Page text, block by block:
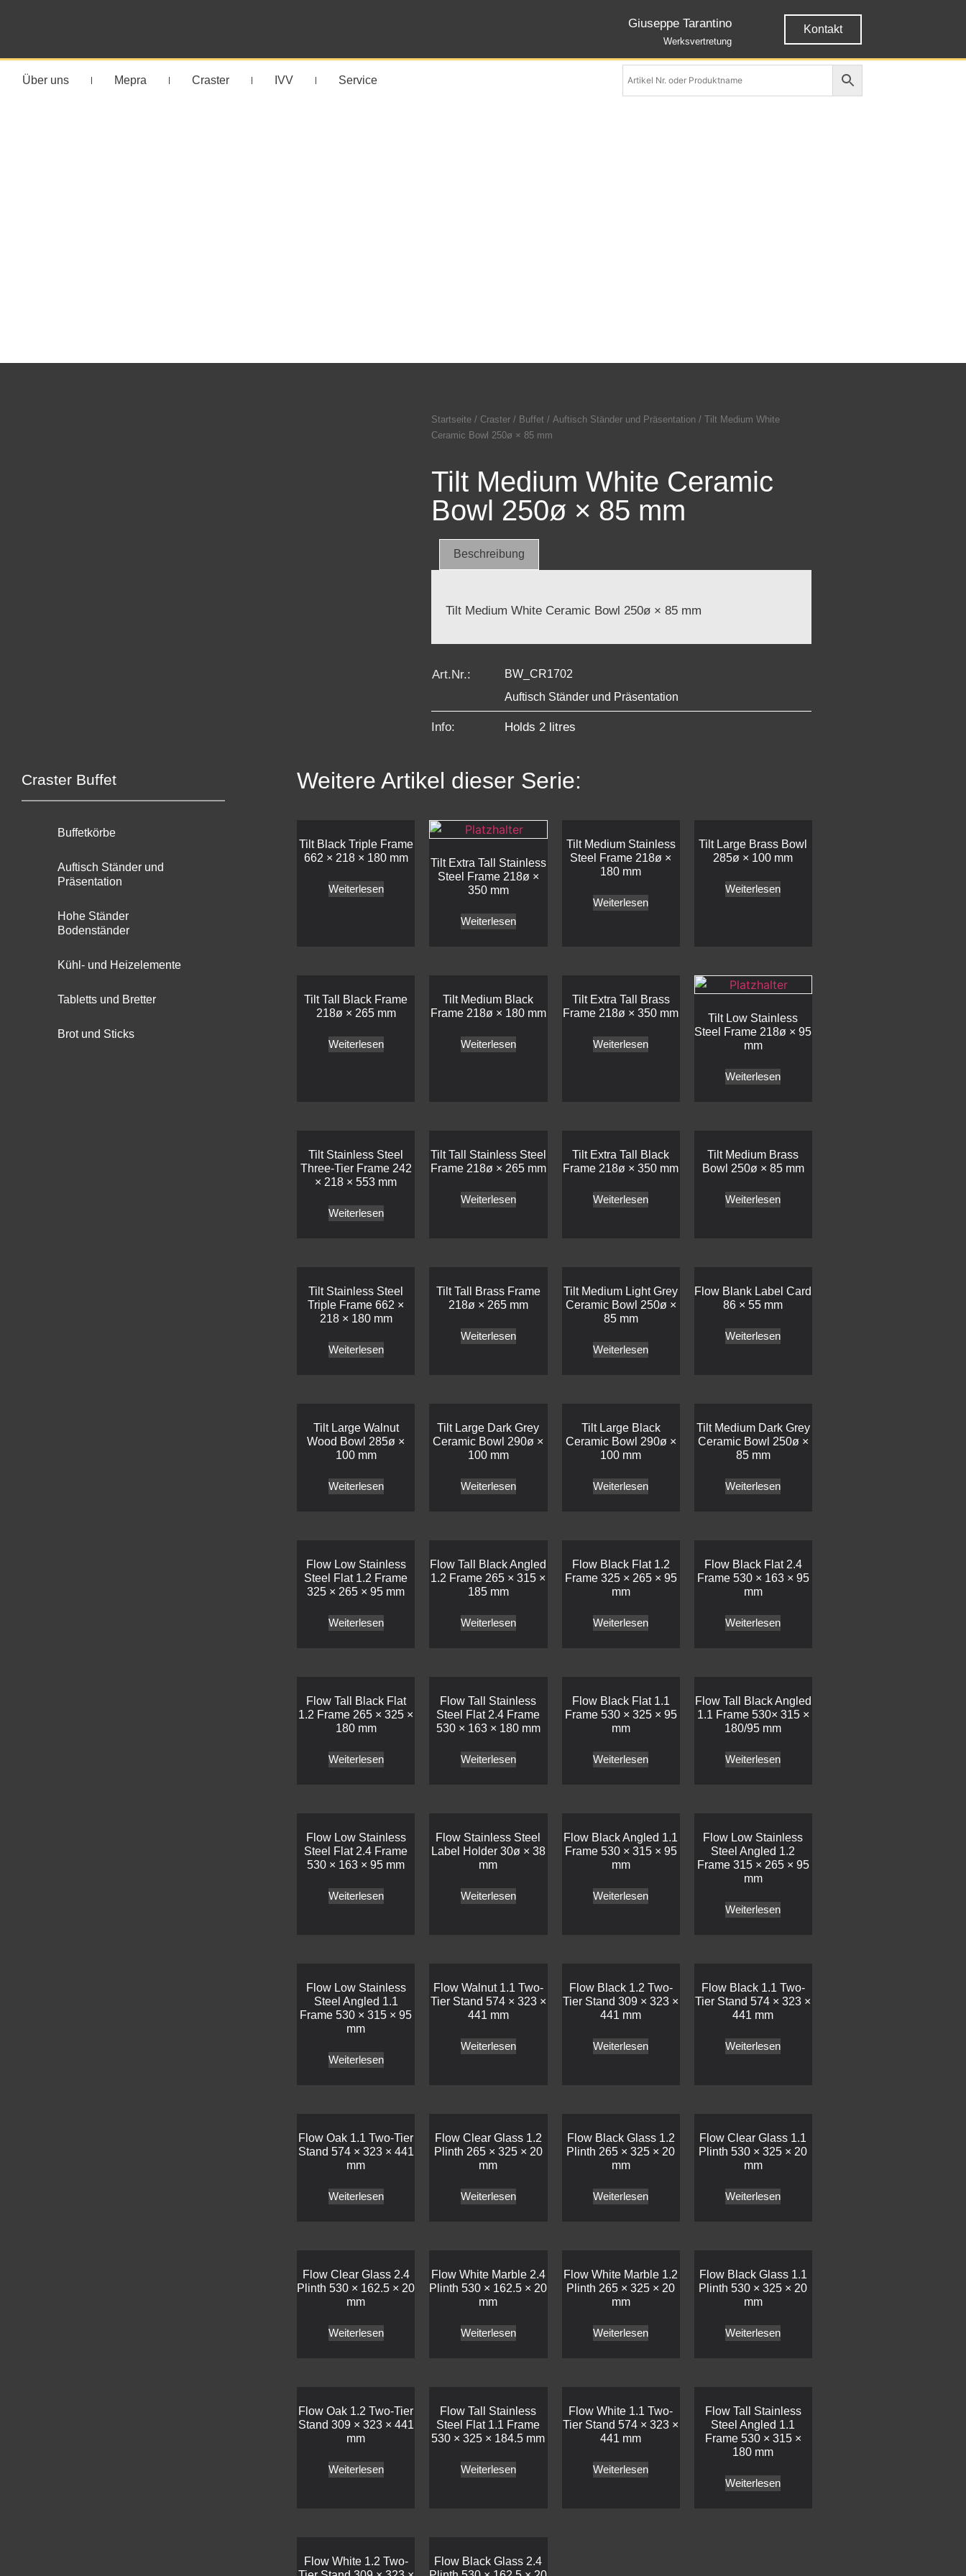
Giuseppe Tarantino
Werksvertretung
Kontakt
Über uns Mepra Craster IVV Service
Startseite / Craster / Buffet / Auftisch Ständer und Präsentation / Tilt Medium White
Ceramic Bowl 250ø × 85 mm
Tilt Medium White Ceramic
Bowl 250ø × 85 mm
Beschreibung
Tilt Medium White Ceramic Bowl 250ø × 85 mm
Art.Nr.:
BW_CR1702
Auftisch Ständer und Präsentation
Info: Holds 2 litres
Craster Buffet
Buffetkörbe
Auftisch Ständer und
Präsentation
Hohe Ständer
Bodenständer
Kühl- und Heizelemente
Tabletts und Bretter
Brot und Sticks
Weitere Artikel dieser Serie:
Tilt Black Triple Frame
662 × 218 × 180 mm
Weiterlesen
Tilt Extra Tall Stainless
Steel Frame 218ø ×
350 mm
Weiterlesen
Tilt Medium Stainless
Steel Frame 218ø ×
180 mm
Weiterlesen
Tilt Large Brass Bowl
285ø × 100 mm
Weiterlesen
Tilt Tall Black Frame
218ø × 265 mm
Weiterlesen
Tilt Medium Black
Frame 218ø × 180 mm
Weiterlesen
Tilt Extra Tall Brass
Frame 218ø × 350 mm
Weiterlesen
Tilt Low Stainless
Steel Frame 218ø × 95
mm
Weiterlesen
Tilt Stainless Steel
Three-Tier Frame 242
× 218 × 553 mm
Weiterlesen
Tilt Tall Stainless Steel
Frame 218ø × 265 mm
Weiterlesen
Tilt Extra Tall Black
Frame 218ø × 350 mm
Weiterlesen
Tilt Medium Brass
Bowl 250ø × 85 mm
Weiterlesen
Tilt Stainless Steel
Triple Frame 662 ×
218 × 180 mm
Weiterlesen
Tilt Tall Brass Frame
218ø × 265 mm
Weiterlesen
Tilt Medium Light Grey
Ceramic Bowl 250ø ×
85 mm
Weiterlesen
Flow Blank Label Card
86 × 55 mm
Weiterlesen
Tilt Large Walnut
Wood Bowl 285ø ×
100 mm
Weiterlesen
Tilt Large Dark Grey
Ceramic Bowl 290ø ×
100 mm
Weiterlesen
Tilt Large Black
Ceramic Bowl 290ø ×
100 mm
Weiterlesen
Tilt Medium Dark Grey
Ceramic Bowl 250ø ×
85 mm
Weiterlesen
Flow Low Stainless
Steel Flat 1.2 Frame
325 × 265 × 95 mm
Weiterlesen
Flow Tall Black Angled
1.2 Frame 265 × 315 ×
185 mm
Weiterlesen
Flow Black Flat 1.2
Frame 325 × 265 × 95
mm
Weiterlesen
Flow Black Flat 2.4
Frame 530 × 163 × 95
mm
Weiterlesen
Flow Tall Black Flat
1.2 Frame 265 × 325 ×
180 mm
Weiterlesen
Flow Tall Stainless
Steel Flat 2.4 Frame
530 × 163 × 180 mm
Weiterlesen
Flow Black Flat 1.1
Frame 530 × 325 × 95
mm
Weiterlesen
Flow Tall Black Angled
1.1 Frame 530× 315 ×
180/95 mm
Weiterlesen
Flow Low Stainless
Steel Flat 2.4 Frame
530 × 163 × 95 mm
Weiterlesen
Flow Stainless Steel
Label Holder 30ø × 38
mm
Weiterlesen
Flow Black Angled 1.1
Frame 530 × 315 × 95
mm
Weiterlesen
Flow Low Stainless
Steel Angled 1.2
Frame 315 × 265 × 95
mm
Weiterlesen
Flow Low Stainless
Steel Angled 1.1
Frame 530 × 315 × 95
mm
Weiterlesen
Flow Walnut 1.1 Two-
Tier Stand 574 × 323 ×
441 mm
Weiterlesen
Flow Black 1.2 Two-
Tier Stand 309 × 323 ×
441 mm
Weiterlesen
Flow Black 1.1 Two-
Tier Stand 574 × 323 ×
441 mm
Weiterlesen
Flow Oak 1.1 Two-Tier
Stand 574 × 323 × 441
mm
Weiterlesen
Flow Clear Glass 1.2
Plinth 265 × 325 × 20
mm
Weiterlesen
Flow Black Glass 1.2
Plinth 265 × 325 × 20
mm
Weiterlesen
Flow Clear Glass 1.1
Plinth 530 × 325 × 20
mm
Weiterlesen
Flow Clear Glass 2.4
Plinth 530 × 162.5 × 20
mm
Weiterlesen
Flow White Marble 2.4
Plinth 530 × 162.5 × 20
mm
Weiterlesen
Flow White Marble 1.2
Plinth 265 × 325 × 20
mm
Weiterlesen
Flow Black Glass 1.1
Plinth 530 × 325 × 20
mm
Weiterlesen
Flow Oak 1.2 Two-Tier
Stand 309 × 323 × 441
mm
Weiterlesen
Flow Tall Stainless
Steel Flat 1.1 Frame
530 × 325 × 184.5 mm
Weiterlesen
Flow White 1.1 Two-
Tier Stand 574 × 323 ×
441 mm
Weiterlesen
Flow Tall Stainless
Steel Angled 1.1
Frame 530 × 315 ×
180 mm
Weiterlesen
Flow White 1.2 Two-
Flow Black Glass 2.4